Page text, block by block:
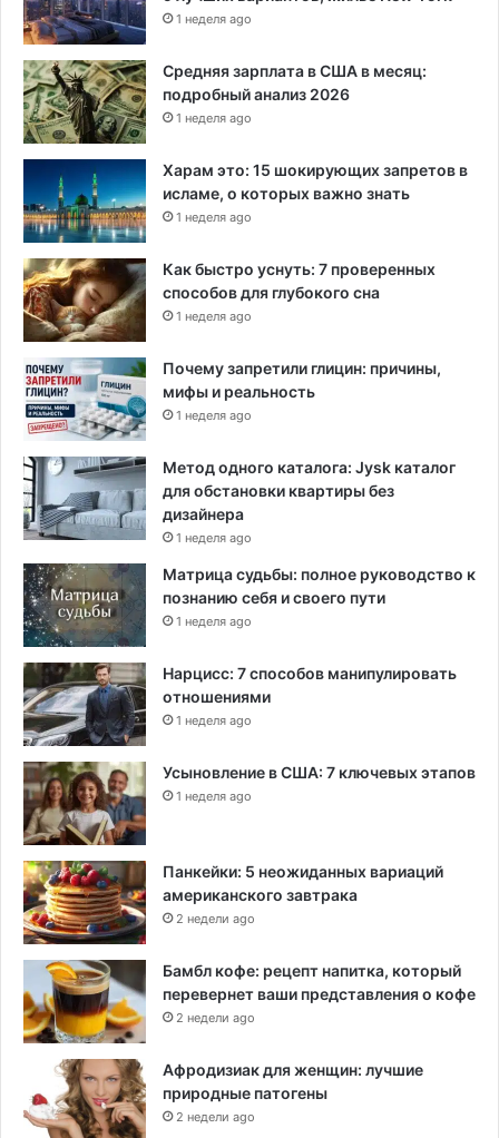
1 неделя ago
Средняя зарплата в США в месяц:
подробный анализ 2026
1 неделя ago
Харам это: 15 шокирующих запретов в
исламе, о которых важно знать
1 неделя ago
Как быстро уснуть: 7 проверенных
способов для глубокого сна
1 неделя ago
Почему запретили глицин: причины,
мифы и реальность
1 неделя ago
Метод одного каталога: Jysk каталог
для обстановки квартиры без
дизайнера
1 неделя ago
Матрица судьбы: полное руководство к
познанию себя и своего пути
1 неделя ago
Нарцисс: 7 способов манипулировать
отношениями
1 неделя ago
Усыновление в США: 7 ключевых этапов
1 неделя ago
Панкейки: 5 неожиданных вариаций
американского завтрака
2 недели ago
Бамбл кофе: рецепт напитка, который
перевернет ваши представления о кофе
2 недели ago
Афродизиак для женщин: лучшие
природные патогены
2 недели ago